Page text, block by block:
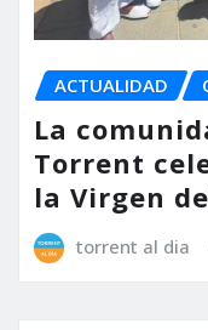
ACTUALIDAD
La
Torrent
la Virgen
torrent al dia